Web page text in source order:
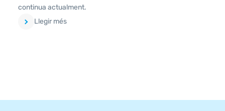
continua actualment.
Llegir més